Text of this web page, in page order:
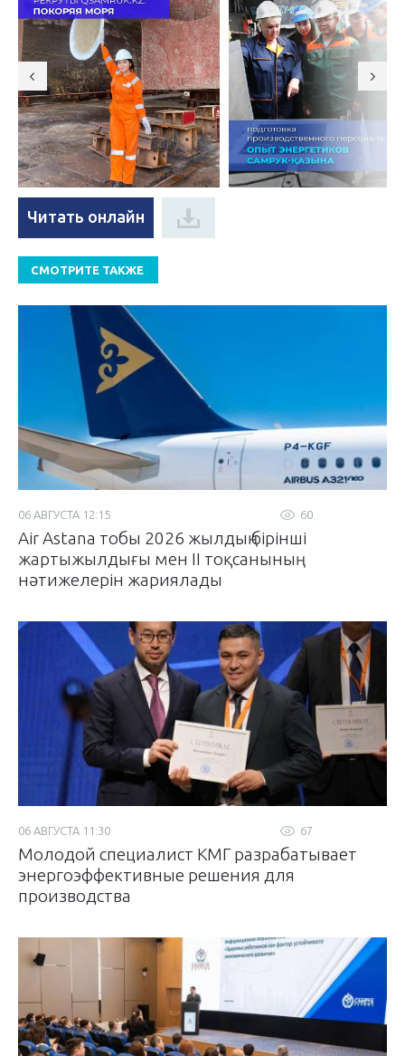
Читать онлайн
СМОТРИТЕ ТАКЖЕ
60
06 АВГУСТА 12:15
Air Astana тобы 2026 жылдың бірінші
жартыжылдығы мен II тоқсанының
нәтижелерін жариялады
67
06 АВГУСТА 11:30
Молодой специалист КМГ разрабатывает
энергоэффективные решения для
производства